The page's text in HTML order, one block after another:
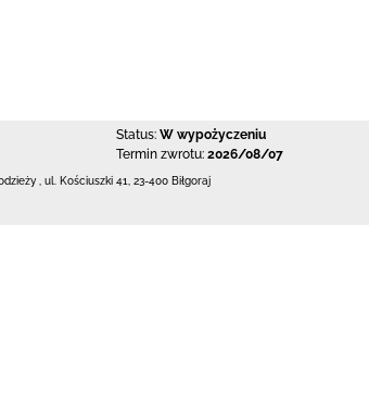
Status: W wypożyczeniu
Termin zwrotu: 2026/08/07
ul. Kościuszki 41 23-400 Biłgoraj